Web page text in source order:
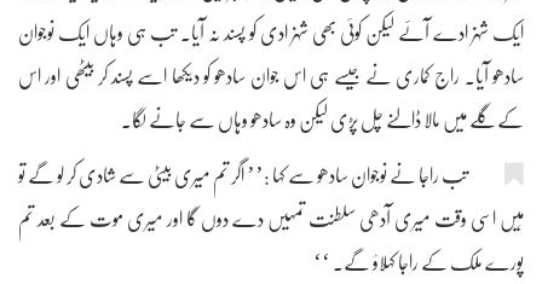
ایک شہزادے آئے لیکن کوئی بھی شہزادی کو پسند نہ آیا۔ تب ہی وہاں ایک نوجوان
سادھو آیا۔ راج کماری نے جیسے ہی اس جوان سادھو کو دیکھا اسے پسند کر بیٹھی اور اس
کے گلے میں مالا ڈالنے چل پڑی لیکن وہ سادھو وہاں سے جانے لگا۔
تب راجا نے نوجوان سادھو سے کہا :’’ اگر تم میری بیٹی سے شادی کر لو گے تو
مَیں اسی وقت میری آدھی سلطنت تمہیں دے دوں گا اور میری موت کے بعد تم
پورے ملک کے راجا کہلاؤ گے۔ ‘‘